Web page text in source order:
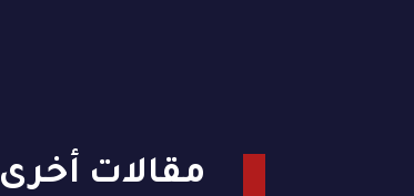
مقالات أخرى